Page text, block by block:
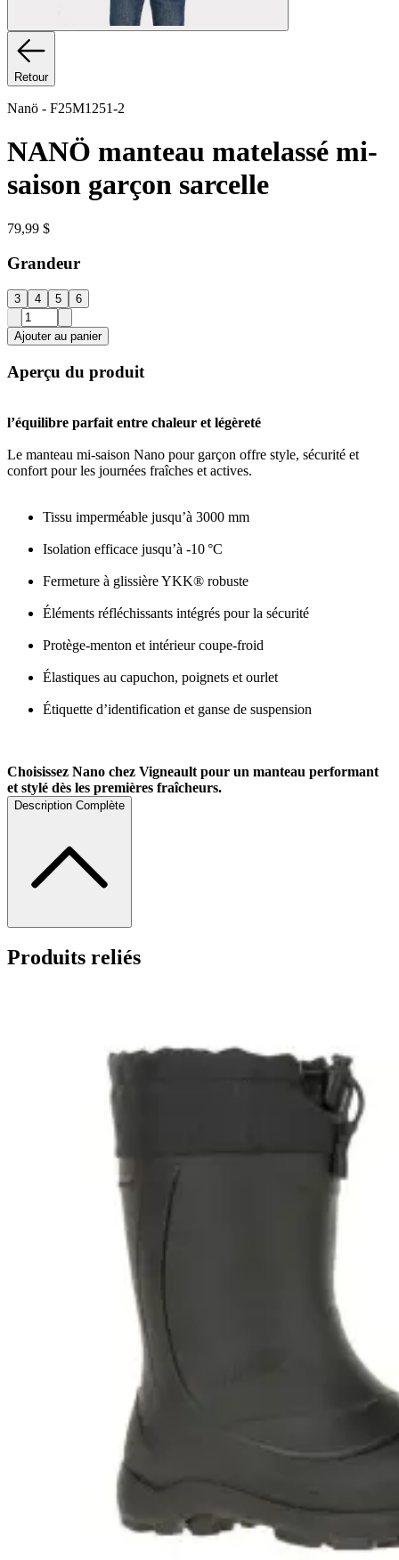
Retour
Nanö - F25M1251-2
NANÖ manteau matelassé mi-
saison garçon sarcelle
79,99 $
Grandeur
3 4 5 6
Ajouter au panier
Aperçu du produit
l’équilibre parfait entre chaleur et légèreté
Le manteau mi-saison Nano pour garçon offre style, sécurité et
confort pour les journées fraîches et actives.
Tissu imperméable jusqu’à 3000 mm
Isolation efficace jusqu’à -10 °C
Fermeture à glissière YKK® robuste
Éléments réfléchissants intégrés pour la sécurité
Protège-menton et intérieur coupe-froid
Élastiques au capuchon, poignets et ourlet
Étiquette d’identification et ganse de suspension
Choisissez Nano chez Vigneault pour un manteau performant
et stylé dès les premières fraîcheurs.
Description Complète
Produits reliés